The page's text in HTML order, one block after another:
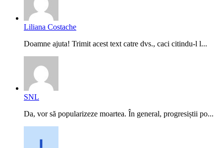
Liliana Costache
Doamne ajuta! Trimit acest text catre dvs., caci citindu-l l...
SNL
Da, vor să popularizeze moartea. În general, progresiștii po...